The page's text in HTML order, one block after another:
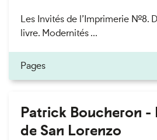
Les Invités de l’Imprimerie n°8.
livre. Modernités ...
Pages
Patrick Boucheron -
de San Lorenzo